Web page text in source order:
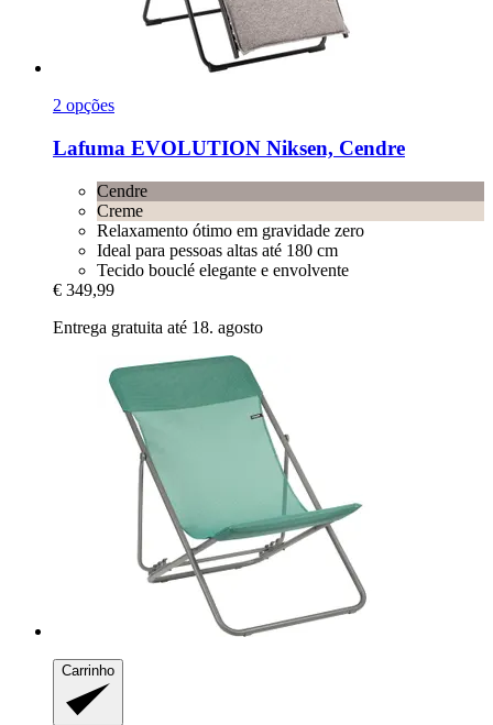
2 opções
Lafuma EVOLUTION Niksen, Cendre
Cendre
Creme
Relaxamento ótimo em gravidade zero
Ideal para pessoas altas até 180 cm
Tecido bouclé elegante e envolvente
€ 349,99
Entrega gratuita até 18. agosto
Carrinho